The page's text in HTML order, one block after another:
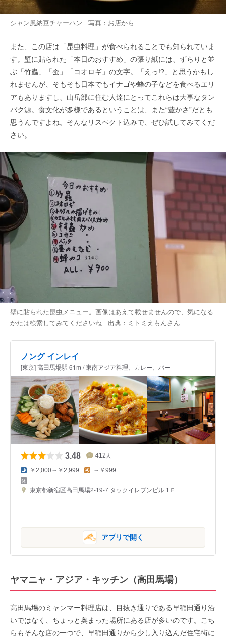
シャン風納豆チャーハン 写真：お店から
また、この店は「昆虫料理」が食べられることでも知られていま
す。壁に貼られた「本日のおすすめ」の張り紙には、ずらりと並
ぶ「竹蟲」「蚕」「コオロギ」の文字。「えっ!?」と思うかもし
れませんが、そもそも日本でもイナゴや蜂の子などを食べるエリ
アもありますし、山岳部に住む人達にとってこれらは大事なタン
パク源。食文化が多様であるということは、また“豊かさ”だとも
思うんですよね。そんなリスペクト込みで、ぜひ試してみてくだ
さい。
壁に貼られた昆虫メニュー。画像はあえて載せませんので、気になる
かたは検索してみてくださいね 出典： ミトミえもんさん
ノング インレイ
[東京] 高田馬場駅 61m / 東南アジア料理、カレー、バー
3.48 412 人
￥2,000～￥2,999 ～￥999
-
東京都新宿区高田馬場2-19-7 タックイレブンビル 1Ｆ
アプリで開く
ヤマニャ・アジア・キッチン（高田馬場）
高田馬場のミャンマー料理店は、目抜き通りである早稲田通り沿
いではなく、ちょっと奥まった場所にある店が多いのです。こち
らもそんな店の一つで、早稲田通りから少し入り込んだ住宅街に